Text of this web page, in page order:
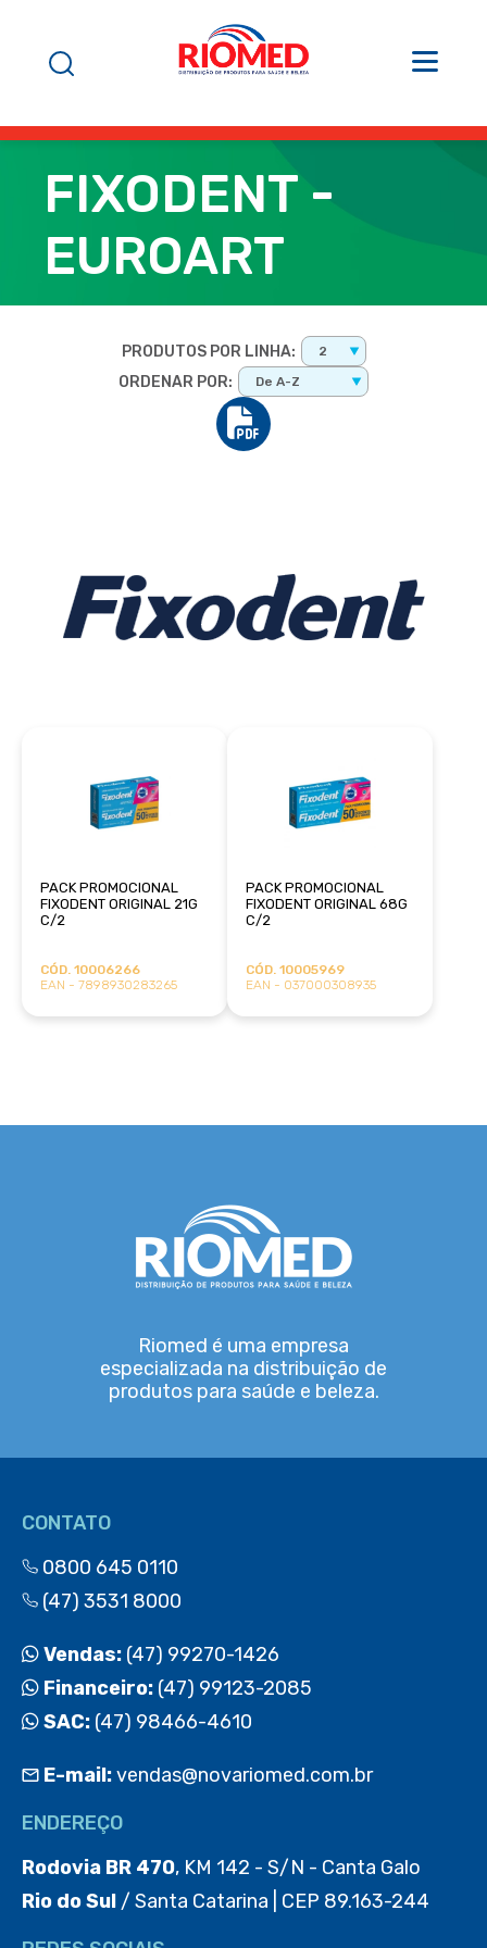
FIXODENT -
EUROART
PRODUTOS POR LINHA: 2
ORDENAR POR: De A-Z
PACK PROMOCIONAL
FIXODENT ORIGINAL 21G
C/2
CÓD. 10006266
EAN - 7898930283265
PACK PROMOCIONAL
FIXODENT ORIGINAL 68G
C/2
CÓD. 10005969
EAN - 037000308935
Riomed é uma empresa
especializada na distribuição de
produtos para saúde e beleza.
CONTATO
0800 645 0110
(47) 3531 8000
Vendas: (47) 99270-1426
Financeiro: (47) 99123-2085
SAC: (47) 98466-4610
E-mail:vendas@novariomed.com.br
ENDEREÇO
Rodovia BR 470, KM 142 - S/N - Canta Galo
Rio do Sul / Santa Catarina | CEP 89.163-244